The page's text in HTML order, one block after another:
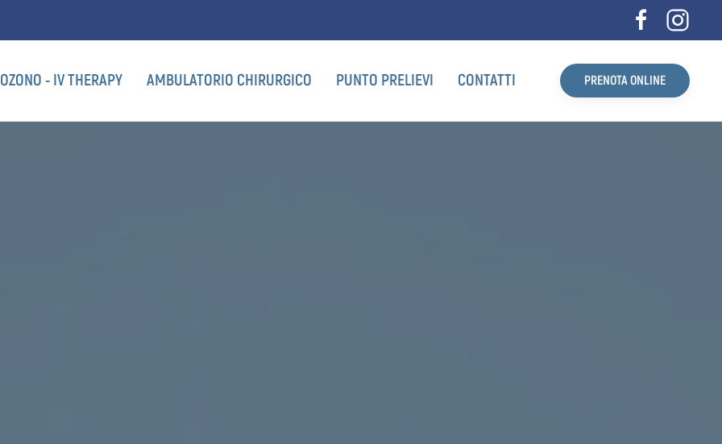
OZONO - IV THERAPY AMBULATORIO CHIRURGICO PUNTO PRELIEVI CONTATTI PRENOTA ONLINE